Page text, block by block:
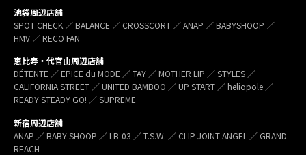
池袋周辺店舗
SPOT CHECK ／ BALANCE ／ CROSSCORT ／ ANAP ／ BABYSHOOP ／
HMV ／ RECO FAN
恵比寿・代官山周辺店舗
DÉTENTE ／ EPICE du MODE ／ TAY ／ MOTHER LIP ／ STYLES ／
CALIFORNIA STREET ／ UNITED BAMBOO ／ UP START ／ heliopole ／
READY STEADY GO! ／ SUPREME
新宿周辺店舗
ANAP ／ BABY SHOOP ／ LB-03 ／ T.S.W. ／ CLIP JOINT ANGEL ／ GRAND
REACH